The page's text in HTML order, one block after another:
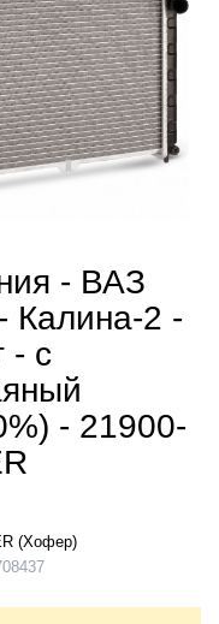
- ВАЗ
Калина-2 -
- с
- 21900-
(Хофер)